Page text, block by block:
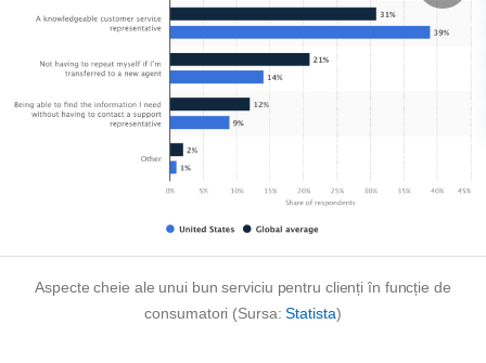
Aspecte cheie ale unui bun serviciu pentru clienți în funcție de
consumatori (Sursa:Statista)